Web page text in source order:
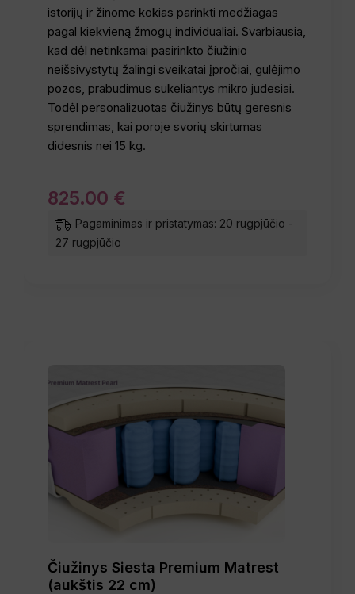
istorijų ir žinome kokias parinkti medžiagas
pagal kiekvieną žmogų individualiai. Svarbiausia,
kad dėl netinkamai pasirinkto čiužinio
neišsivystytų žalingi sveikatai įpročiai, gulėjimo
pozos, prabudimus sukeliantys mikro judesiai.
Todėl personalizuotas čiužinys būtų geresnis
sprendimas, kai poroje svorių skirtumas
didesnis nei 15 kg.
825.00 €
Pagaminimas ir pristatymas: 20 rugpjūčio -
27 rugpjūčio
Čiužinys Siesta Premium Matrest
(aukštis 22 cm)